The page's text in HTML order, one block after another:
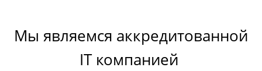
Мы являемся аккредитованной
IT компанией